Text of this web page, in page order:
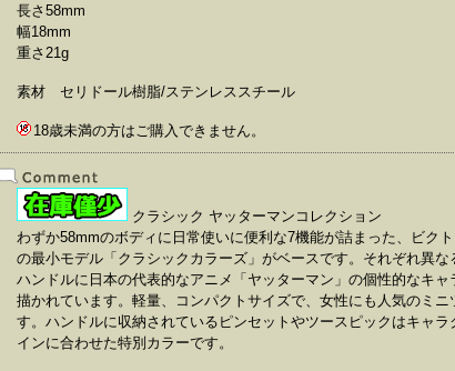
長さ58mm
幅18mm
重さ21g
素材 セリドール樹脂/ステンレススチール
18歳未満の方はご購入できません。
クラシック ヤッターマンコレクション
わずか58mmのボディに日常使いに便利な7機能が詰まった、ビク
の最小モデル「クラシックカラーズ」がベースです。それぞれ異な
ハンドルに日本の代表的なアニメ「ヤッターマン」の個性的なキャ
描かれています。軽量、コンパクトサイズで、女性にも人気のミニ
す。ハンドルに収納されているピンセットやツースピックはキャラ
インに合わせた特別カラーです。